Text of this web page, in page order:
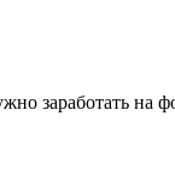
заработать